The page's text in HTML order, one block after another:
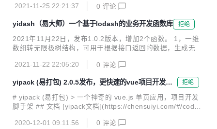
改本地的仓库设置 :bug: 修复lodash导入的bu 功能特性 - [x]
结构式、分散式路由管理和路由自动导入 - [x] 全局组件/指令/
过滤器/混入/插件自动导入 - [x] 默认提供 JavaScript 可选
链，双问号语法 - [x] 提供 yicode.config.js 配置文件进行自定
义配置 - [x] 支持种环境变量编译方案 - [x] 自带样式重...
2021-11-25 22:21:37 0 评论
yidash（易大师）一个基于lodash的业务开发函数库 拒绝
2021年11月22日，发布1.0.2版本，增加2个函数。 1，一维
数组转无限极树结构，可用于根据接口返回的数据，生成无限
金额输入场景。 具体使用方法，查看在线文档。 https://yidas
2021-11-22 22:05:20 0 评论
yipack (易打包) 2.0.5发布，更快速的vue项目开发脚
手架
拒绝
# yipack (易打包) > 一个神奇的 vue.js 单页应用，项目开发
脚手架 ## 文档 [yipack文档](https://chensuiyi.com/#/code?
en/yipack-cli) [github](https://github.com/chenbimo/yipck-c
2020-12-01 09:11:56 0 评论